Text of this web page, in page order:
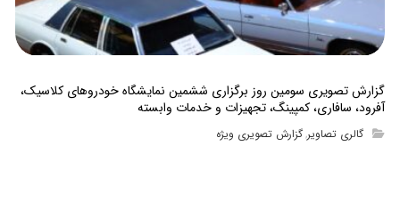
گزارش تصویری سومین روز برگزاری ششمین نمایشگاه خودروهای کلاسیک،
آفرود، سافاری، کمپینگ، تجهیزات و خدمات وابسته
گالری تصاویر,گزارش تصویری ویژه